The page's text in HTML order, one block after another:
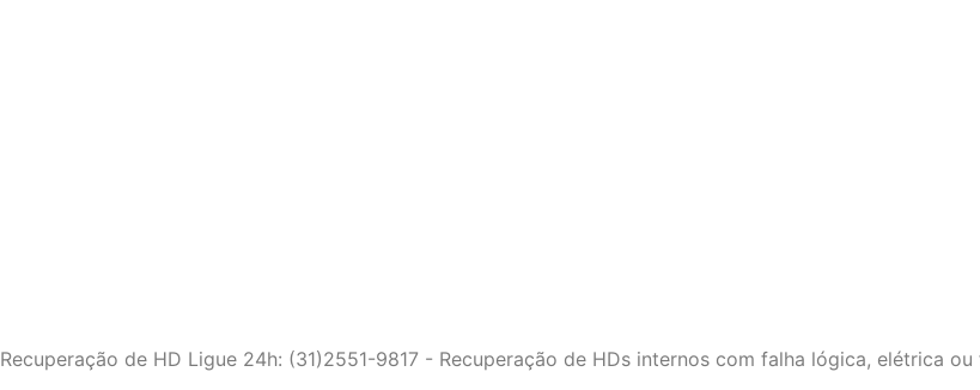
Recuperação de HD Ligue 24h: (31)2551-9817 - Recuperação de HDs internos com falha lógica, elétrica